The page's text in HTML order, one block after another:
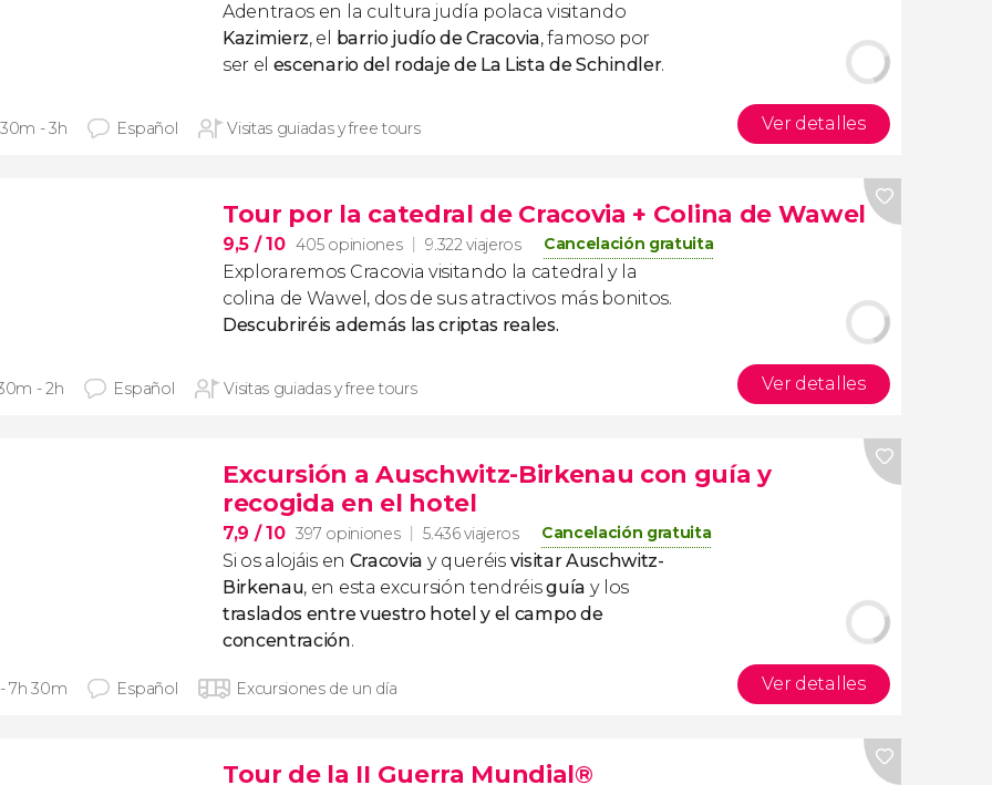
Adentraos en la cultura judía polaca visitando
Kazimierz, el barrio judío de Cracovia, famoso por
ser el escenario del rodaje de La Lista de Schindler.
- 3h Español Visitas guiadas y free tours Ver detalles
Tour por la catedral de Cracovia + Colina de Wawel
9,5 / 10 405 opiniones 9.322 viajeros Cancelación gratuita
Exploraremos Cracovia visitando la catedral y la
colina de Wawel, dos de sus atractivos más bonitos.
Descubriréis además las criptas reales.
- 2h Español Visitas guiadas y free tours Ver detalles
Excursión a Auschwitz-Birkenau con guía y
recogida en el hotel
7,9 / 10 397 opiniones 5.436 viajeros Cancelación gratuita
Si os alojáis en Cracovia y queréis visitar Auschwitz-
Birkenau, en esta excursión tendréisguía y los
traslados entre vuestro hotel y el campo de
concentración.
7h 30m Español Excursiones de un día Ver detalles
Tour de la II Guerra Mundial®